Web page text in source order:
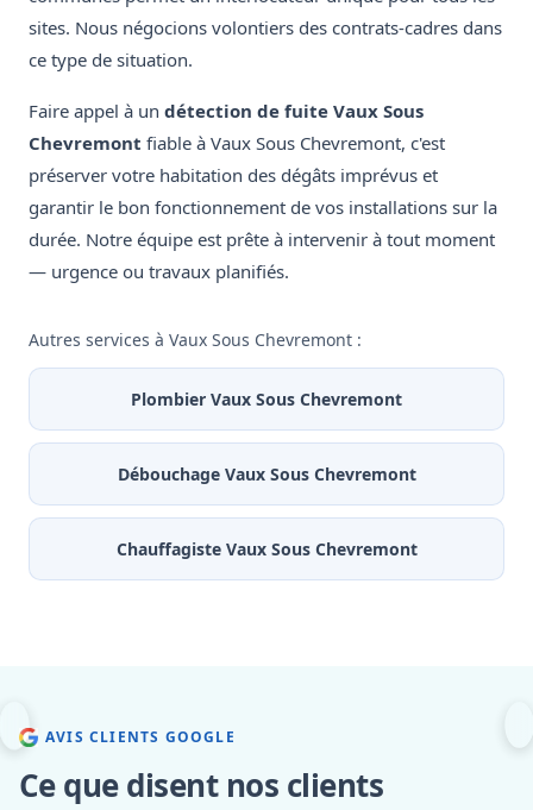
sites. Nous négocions volontiers des contrats-cadres dans
ce type de situation.
Faire appel à un détection de fuite Vaux Sous
Chevremont fiable à Vaux Sous Chevremont, c'est
préserver votre habitation des dégâts imprévus et
garantir le bon fonctionnement de vos installations sur la
durée. Notre équipe est prête à intervenir à tout moment
— urgence ou travaux planifiés.
Autres services à Vaux Sous Chevremont :
Plombier Vaux Sous Chevremont
Débouchage Vaux Sous Chevremont
Chauffagiste Vaux Sous Chevremont
AVIS CLIENTS GOOGLE
Ce que disent nos clients